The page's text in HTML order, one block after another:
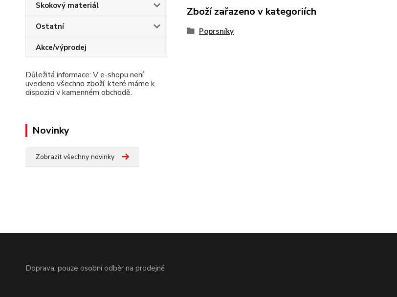
Skokový materiál
Ostatní
Akce/výprodej
Důležitá informace: V e-shopu není
uvedeno všechno zboží, které máme k
dispozici v kamenném obchodě.
Novinky
Zobrazit všechny novinky
Zboží zařazeno v kategoriích
Poprsníky
Doprava: pouze osobní odběr na prodejně